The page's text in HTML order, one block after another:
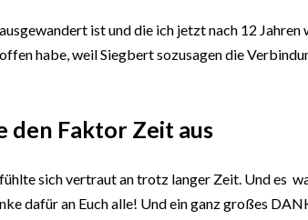
ist und die ich jetzt nach 12
habe, weil Siegbert sozusagen die
den Faktor Zeit aus
fühlte sich vertraut an trotz langer Zeit. Und es
dafür an Euch alle! Und ein ganz großes